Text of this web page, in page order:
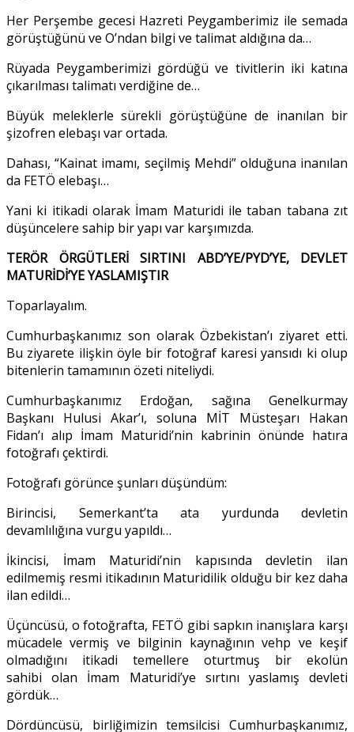
Her Perşembe gecesi Hazreti Peygamberimiz ile semada
görüştüğünü ve O’ndan bilgi ve talimat aldığına da…
Rüyada Peygamberimizi gördüğü ve tivitlerin iki katına
çıkarılması talimatı verdiğine de…
Büyük meleklerle sürekli görüştüğüne de inanılan bir
şizofren elebaşı var ortada.
Dahası, “Kainat imamı, seçilmiş Mehdi” olduğuna inanılan
da FETÖ elebaşı…
Yani ki itikadi olarak İmam Maturidi ile taban tabana zıt
düşüncelere sahip bir yapı var karşımızda.
TERÖR ÖRGÜTLERİ SIRTINI ABD’YE/PYD’YE, DEVLET
MATURİDİ’YE YASLAMIŞTIR
Toparlayalım.
Cumhurbaşkanımız son olarak Özbekistan’ı ziyaret etti.
Bu ziyarete ilişkin öyle bir fotoğraf karesi yansıdı ki olup
bitenlerin tamamının özeti niteliydi.
Cumhurbaşkanımız Erdoğan, sağına Genelkurmay
Başkanı Hulusi Akar’ı, soluna MİT Müsteşarı Hakan
Fidan’ı alıp İmam Maturidi’nin kabrinin önünde hatıra
fotoğrafı çektirdi.
Fotoğrafı görünce şunları düşündüm:
Birincisi, Semerkant’ta ata yurdunda devletin
devamlılığına vurgu yapıldı…
İkincisi, İmam Maturidi’nin kapısında devletin ilan
edilmemiş resmi itikadının Maturidilik olduğu bir kez daha
ilan edildi…
Üçüncüsü, o fotoğrafta, FETÖ gibi sapkın inanışlara karşı
mücadele vermiş ve bilginin kaynağının vehp ve keşif
olmadığını itikadi temellere oturtmuş bir ekolün
sahibi olan İmam Maturidi’ye sırtını yaslamış devleti
gördük…
Dördüncüsü, birliğimizin temsilcisi Cumhurbaşkanımız,